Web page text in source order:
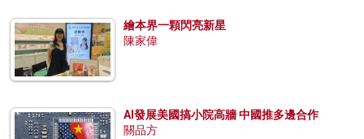
繪本界一顆閃亮新星
陳家偉
AI發展美國搞小院高牆 中國推多邊合作
關品方